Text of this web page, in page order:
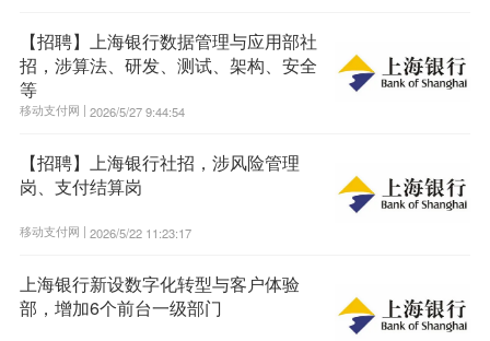
【招聘】上海银行数据管理与应用部社
招，涉算法、研发、测试、架构、安全
等
移动支付网 | 2026/5/27 9:44:54
【招聘】上海银行社招，涉风险管理
岗、支付结算岗
移动支付网 | 2026/5/22 11:23:17
上海银行新设数字化转型与客户体验
部，增加6个前台一级部门